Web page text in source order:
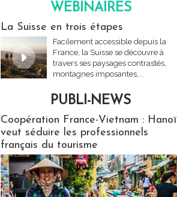
WEBINAIRES
La Suisse en trois étapes
Facilement accessible depuis la
France, la Suisse se découvre à
travers ses paysages contrastés,
montagnes imposantes,...
PUBLI-NEWS
Coopération France-Vietnam : Hanoï
veut séduire les professionnels
français du tourisme